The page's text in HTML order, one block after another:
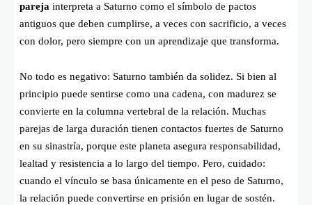
pareja interpreta a Saturno como el símbolo de pactos
antiguos que deben cumplirse, a veces con sacrificio, a veces
con dolor, pero siempre con un aprendizaje que transforma.
No todo es negativo: Saturno también da solidez. Si bien al
principio puede sentirse como una cadena, con madurez se
convierte en la columna vertebral de la relación. Muchas
parejas de larga duración tienen contactos fuertes de Saturno
en su sinastría, porque este planeta asegura responsabilidad,
lealtad y resistencia a lo largo del tiempo. Pero, cuidado:
cuando el vínculo se basa únicamente en el peso de Saturno,
la relación puede convertirse en prisión en lugar de sostén.